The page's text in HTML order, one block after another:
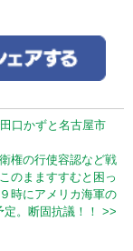
口かずと名古屋市
権の行使容認など戦
のまますすむと困っ
時にアメリカ海軍の
定。断固抗議！！ >>